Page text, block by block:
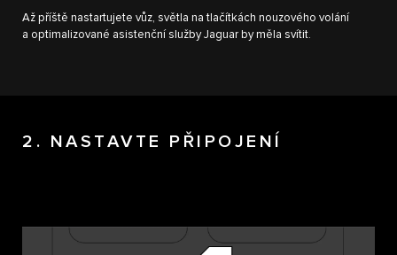
Až příště nastartujete vůz, světla na tlačítkách nouzového volání
a optimalizované asistenční služby Jaguar by měla svítit.
2. NASTAVTE PŘIPOJENÍ